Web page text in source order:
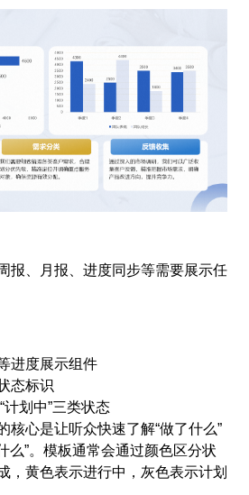
报、月报、进度同步等需要展示任
进度展示组件
态标识
计划中”三类状态
核心是让听众快速了解“做了什么”
么”。模板通常会通过颜色区分状
黄色表示进行中，灰色表示计划